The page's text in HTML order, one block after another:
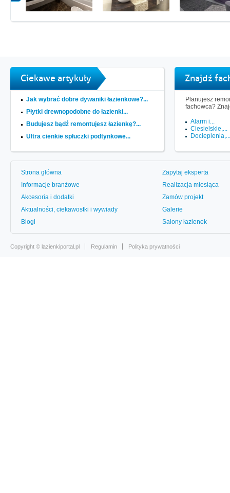
Ciekawe artykuły
Jak wybrać dobre dywaniki łazienkowe?...
Płytki drewnopodobne do łazienki...
Budujesz bądź remontujesz łazienkę?...
Ultra cienkie spłuczki podtynkowe...
Znajdź
Planujesz
fachowca?
Alarm i...
Ciesielskie,...
Docieplenia,...
Strona główna
Informacje branżowe
Akcesoria i dodatki
Aktualności, ciekawostki i wywiady
Blogi
Zapytaj eksperta
Realizacja miesiąca
Zamów projekt
Galerie
Salony łazienek
Copyright © lazienkiportal.pl Regulamin Polityka prywatności